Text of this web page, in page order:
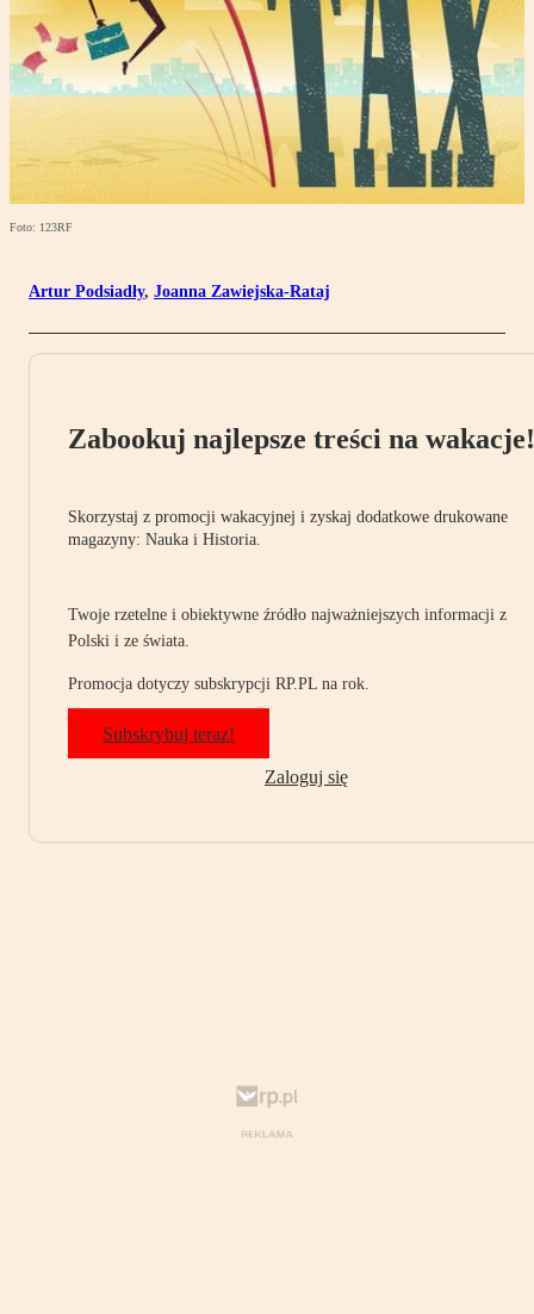
Foto: 123RF
Artur Podsiadły, Joanna Zawiejska-Rataj
Zabookuj najlepsze treści na wakacje!
Skorzystaj z promocji wakacyjnej i zyskaj dodatkowe drukowane
magazyny: Nauka i Historia.
Twoje rzetelne i obiektywne źródło najważniejszych informacji z
Polski i ze świata.
Promocja dotyczy subskrypcji RP.PL na rok.
Subskrybuj teraz!
Zaloguj się